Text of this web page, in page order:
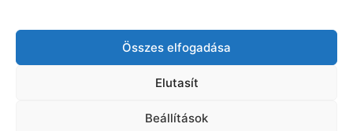
Összes elfogadása
Elutasít
Beállítások